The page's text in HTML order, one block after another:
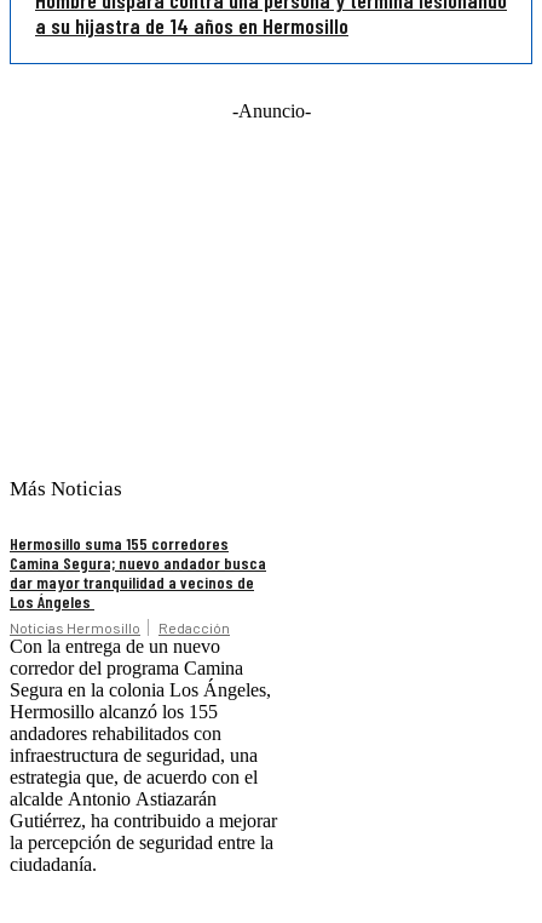
a su hijastra de 14 años en Hermosillo
-Anuncio-
Más Noticias
Hermosillo suma 155 corredores
Camina Segura; nuevo andador busca
dar mayor tranquilidad a vecinos de
Los Ángeles
Noticias Hermosillo Redacción
Con la entrega de un nuevo
corredor del programa Camina
Segura en la colonia Los Ángeles,
Hermosillo alcanzó los 155
andadores rehabilitados con
infraestructura de seguridad, una
estrategia que, de acuerdo con el
alcalde Antonio Astiazarán
Gutiérrez, ha contribuido a mejorar
la percepción de seguridad entre la
ciudadanía.